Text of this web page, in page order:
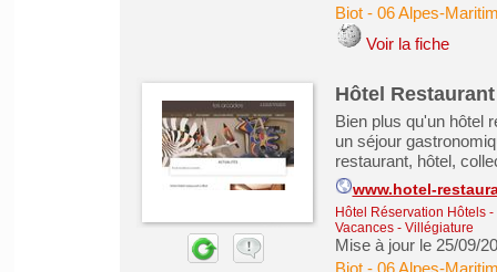
Biot- 06 Alpes-
Voir la fiche
Hôtel
Bien plus qu'un hôtel
un séjour
restaurant, hôtel,
www.hotel-
Hôtel Réservation Hôtels-
Vacances - Villégiature
Mise à jour le 25/09/
Biot- 06 Alpes-